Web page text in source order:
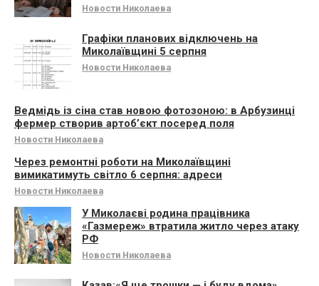
Новости Николаева
Графіки планових відключень на
Миколаївщині 5 серпня
Новости Николаева
Ведмідь із сіна став новою фотозоною: в Арбузинці
фермер створив артоб’єкт посеред поля
Новости Николаева
Через ремонтні роботи на Миколаївщині
вимикатимуть світло 6 серпня: адреси
Новости Николаева
У Миколаєві родина працівника
«Газмереж» втратила житло через атаку
РФ
Новости Николаева